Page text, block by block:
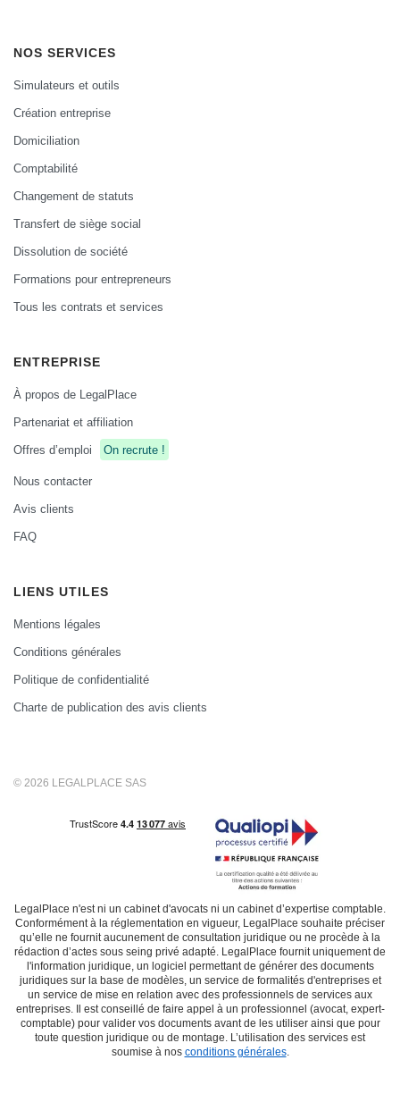
NOS SERVICES
Simulateurs et outils
Création entreprise
Domiciliation
Comptabilité
Changement de statuts
Transfert de siège social
Dissolution de société
Formations pour entrepreneurs
Tous les contrats et services
ENTREPRISE
À propos de LegalPlace
Partenariat et affiliation
Offres d’emploi
On recrute !
Nous contacter
Avis clients
FAQ
LIENS UTILES
Mentions légales
Conditions générales
Politique de confidentialité
Charte de publication des avis clients
© 2026 LEGALPLACE SAS
LegalPlace n'est ni un cabinet d'avocats ni un cabinet d’expertise comptable.
Conformément à la réglementation en vigueur, LegalPlace souhaite préciser
qu’elle ne fournit aucunement de consultation juridique ou ne procède à la
rédaction d’actes sous seing privé adapté. LegalPlace fournit uniquement de
l'information juridique, un logiciel permettant de générer des documents
juridiques sur la base de modèles, un service de formalités d'entreprises et
un service de mise en relation avec des professionnels de services aux
entreprises. Il est conseillé de faire appel à un professionnel (avocat, expert-
comptable) pour valider vos documents avant de les utiliser ainsi que pour
toute question juridique ou de montage. L’utilisation des services est
soumise à nos conditions générales.